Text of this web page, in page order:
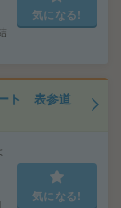
気になる!
ト 表参道
気になる!